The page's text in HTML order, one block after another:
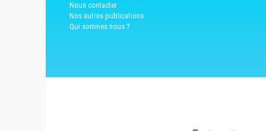
Nous contacter
Nos autres publications
Qui sommes nous ?